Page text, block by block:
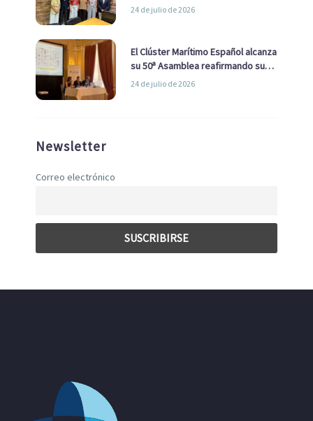
la Real Liga Naval avanzan alianzas
24 de julio de 2026
El Clúster Marítimo Español alcanza
su 50ª Asamblea reafirmando su
liderazgo en la Economía Azul
24 de julio de 2026
Newsletter
Correo electrónico